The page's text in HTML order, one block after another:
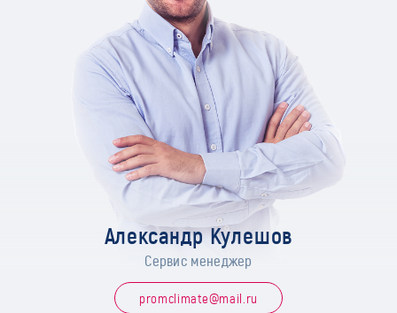
Александр Кулешов
Сервис менеджер
promclimate@mail.ru